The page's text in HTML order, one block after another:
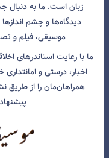
زبان است. ما به
دیدگاه‌ها و چشم انداز‌ها
موسیقی، فیلم و
ما با رعایت استاندرهای
اخبار، درستی و امانتداری
همراهان‌مان را از طریق